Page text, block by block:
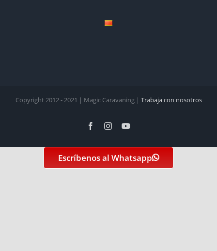
Copyright 2012 - 2021 | Magic Caravaning | Trabaja con nosotros
FacebookInstagramYouTube
Escríbenos al Whatsapp